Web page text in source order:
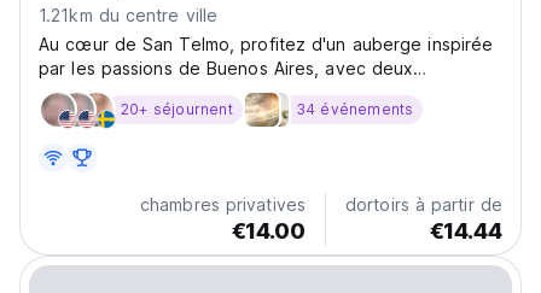
1.21km du centre ville
Au cœur de San Telmo, profitez d'un auberge inspirée
par les passions de Buenos Aires, avec deux
impressionnantes p
20+ séjournent 34 événements
chambres privatives
€14.00
dortoirs à partir de
€14.44